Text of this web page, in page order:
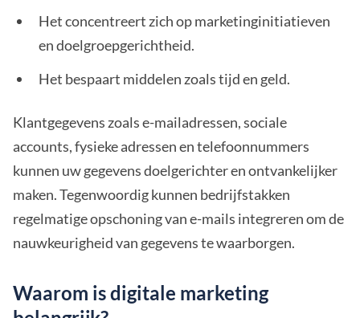
Het concentreert zich op marketinginitiatieven
en doelgroepgerichtheid.
Het bespaart middelen zoals tijd en geld.
Klantgegevens zoals e-mailadressen, sociale
accounts, fysieke adressen en telefoonnummers
kunnen uw gegevens doelgerichter en ontvankelijker
maken. Tegenwoordig kunnen bedrijfstakken
regelmatige opschoning van e-mails integreren om de
nauwkeurigheid van gegevens te waarborgen.
Waarom is digitale marketing